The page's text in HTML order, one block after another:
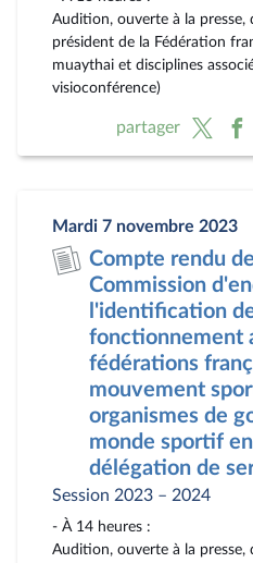
Audition, ouverte à la presse,
président de la Fédération
muaythai et disciplines
visioconférence)
partager
Mardi 7 novembre 2023
Compte rendu
Commission
l'identification
fonctionnement
fédérations
mouvement
organismes de
monde sportif
délégation de
Session 2023 – 2024
- À 14 heures :
Audition, ouverte à la presse,